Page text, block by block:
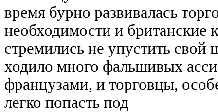
время бурно развивалась
необходимости и британские
стремились не упустить
ходило много фальшивых
французами, и торговцы,
легко попасть под